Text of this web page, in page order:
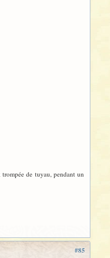
de tuyau, pendant un
#85